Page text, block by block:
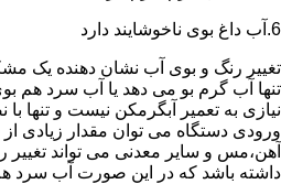
6.آب داغ بوی ناخوشایند دارد
تغییر رنگ و بوی آب نشان دهنده یک
تنها آب گرم بو می دهد یا آب سرد هم
نیازی به تعمیر آبگرمکن نیست و تنها
ورودی دستگاه می توان مقدار زیادی
آهن،مس و سایر معدنی می تواند تغییر
داشته باشد که در این صورت آب سرد